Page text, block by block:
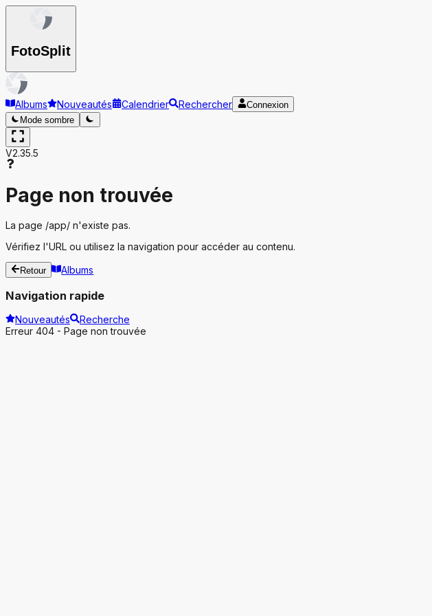
FotoSplit
Albums Nouveautés Calendrier Rechercher
Connexion
Mode sombre
V2.35.5
Page non trouvée
La page /app/ n'existe pas.
Vérifiez l'URL ou utilisez la navigation pour accéder au contenu.
Retour Albums
Navigation rapide
Nouveautés
Recherche
Erreur 404 - Page non trouvée